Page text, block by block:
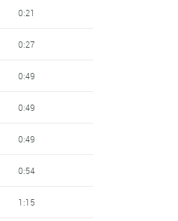
0:21
0:27
0:49
0:49
0:49
0:54
1:15